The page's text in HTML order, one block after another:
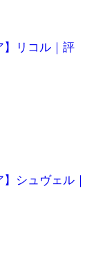
】リコル｜評
】シュヴェル｜